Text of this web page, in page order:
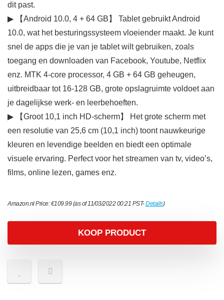
dit past.
▶ 【Android 10.0, 4 + 64 GB】 Tablet gebruikt Android
10.0, wat het besturingssysteem vloeiender maakt. Je kunt
snel de apps die je van je tablet wilt gebruiken, zoals
toegang en downloaden van Facebook, Youtube, Netflix
enz. MTK 4-core processor, 4 GB + 64 GB geheugen,
uitbreidbaar tot 16-128 GB, grote opslagruimte voldoet aan
je dagelijkse werk- en leerbehoeften.
▶ 【Groot 10,1 inch HD-scherm】 Het grote scherm met
een resolutie van 25,6 cm (10,1 inch) toont nauwkeurige
kleuren en levendige beelden en biedt een optimale
visuele ervaring. Perfect voor het streamen van tv, video’s,
films, online lezen, games enz.
Amazon.nl Price:€109.99(as of 11/03/2022 00:21 PST-Details)
KOOP PRODUCT